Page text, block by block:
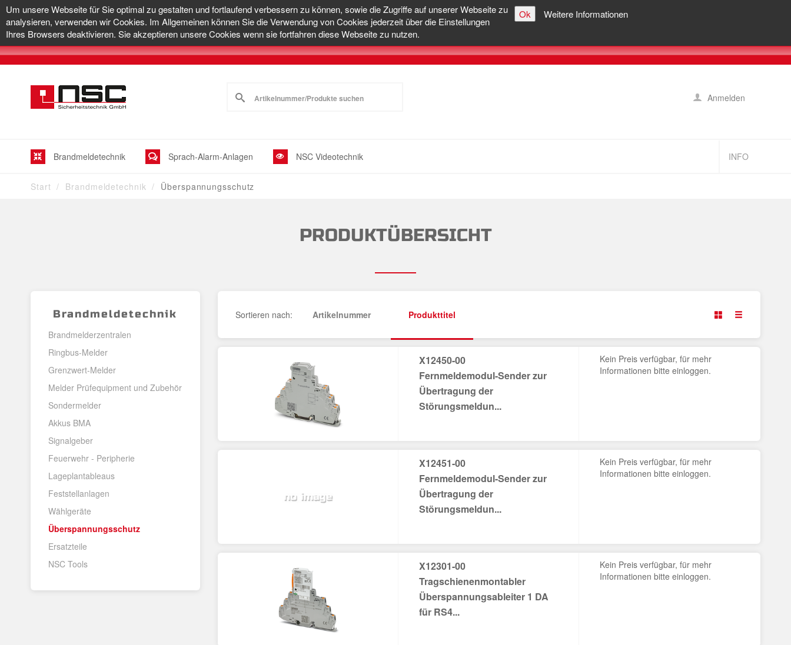
Um unsere Webseite für Sie optimal zu gestalten und fortlaufend verbessern zu können, sowie die Zugriffe auf unserer Webseite zu
analysieren, verwenden wir Cookies. Im Allgemeinen können Sie die Verwendung von Cookies jederzeit über die Einstellungen
Ihres Browsers deaktivieren. Sie akzeptieren unsere Cookies wenn sie fortfahren diese Webseite zu nutzen.
Ok Weitere Informationen
Anmelden
Brandmeldetechnik Sprach-Alarm-Anlagen NSC Videotechnik INFO
Start Brandmeldetechnik Überspannungsschutz
PRODUKTÜBERSICHT
Brandmeldetechnik
Brandmelderzentralen
Ringbus-Melder
Grenzwert-Melder
Melder Prüfequipment und Zubehör
Sondermelder
Akkus BMA
Signalgeber
Feuerwehr - Peripherie
Lageplantableaus
Feststellanlagen
Wählgeräte
Überspannungsschutz
Ersatzteile
NSC Tools
Sortieren nach: Artikelnummer Produkttitel
X12450-00
Fernmeldemodul-Sender zur
Übertragung der
Störungsmeldun...
Kein Preis verfügbar, für mehr
Informationen bitte einloggen.
X12451-00
Fernmeldemodul-Sender zur
Übertragung der
Störungsmeldun...
Kein Preis verfügbar, für mehr
Informationen bitte einloggen.
X12301-00
Tragschienenmontabler
Überspannungsableiter 1 DA
für RS4...
Kein Preis verfügbar, für mehr
Informationen bitte einloggen.